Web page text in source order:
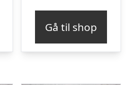
Gå til shop